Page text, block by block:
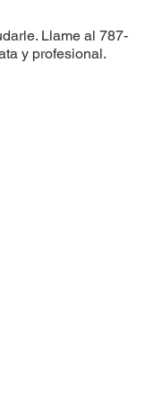
Llame al 787-
y profesional.